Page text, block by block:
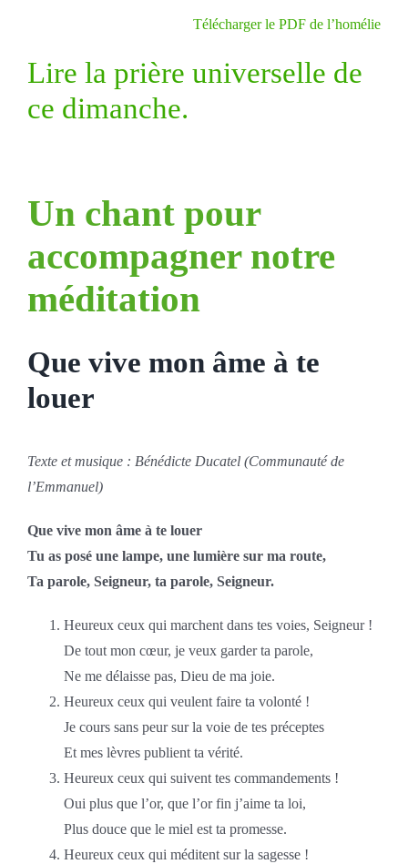
Télécharger le PDF de l’homélie
Lire la prière universelle de
ce dimanche.
Un chant pour
accompagner notre
méditation
Que vive mon âme à te
louer
Texte et musique : Bénédicte Ducatel (Communauté de
l’Emmanuel)
Que vive mon âme à te louer
Tu as posé une lampe, une lumière sur ma route,
Ta parole, Seigneur, ta parole, Seigneur.
Heureux ceux qui marchent dans tes voies, Seigneur !
De tout mon cœur, je veux garder ta parole,
Ne me délaisse pas, Dieu de ma joie.
Heureux ceux qui veulent faire ta volonté !
Je cours sans peur sur la voie de tes préceptes
Et mes lèvres publient ta vérité.
Heureux ceux qui suivent tes commandements !
Oui plus que l’or, que l’or fin j’aime ta loi,
Plus douce que le miel est ta promesse.
Heureux ceux qui méditent sur la sagesse !